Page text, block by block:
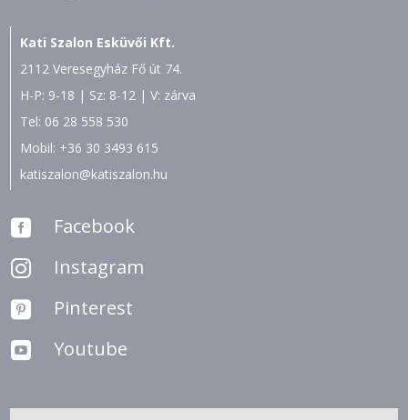
Kati Szalon Esküvői Kft.
2112 Veresegyház Fő út 74.
H-P: 9-18 | Sz: 8-12 | V: zárva
Tel: 06 28 558 530
Mobil: +36 30 3493 615
katiszalon@katiszalon.hu
 Facebook
 Instagram
 Pinterest
 Youtube